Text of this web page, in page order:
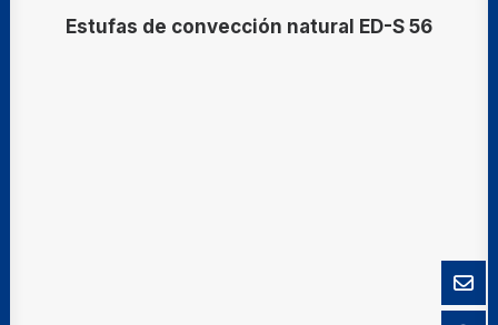
Estufas de convección natural ED-S 56